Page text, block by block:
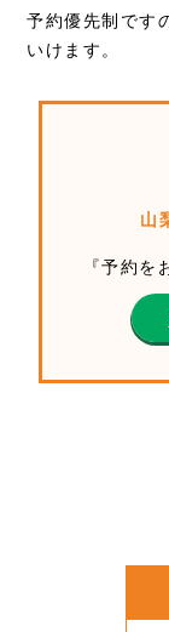
予約優先制です
いけます。
山
『予約を